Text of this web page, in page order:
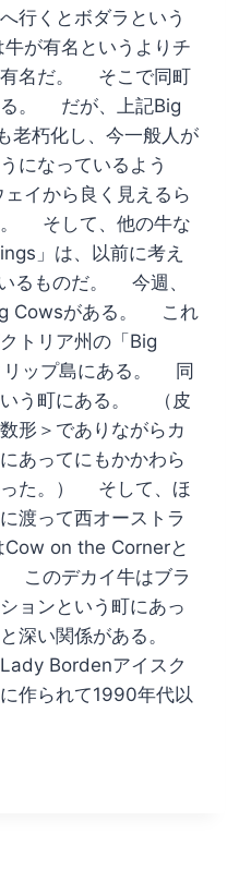
行くとボダラという
が有名というよりチ
有名だ。 そこで同町
る。 だが、上記Big
老朽化し、今一般人が
になっているよう
イから良く見えるら
。 そして、他の牛な
」は、以前に考え
るものだ。 今週、
Cowsがある。 これ
トリア州の「Big
リップ島にある。 同
いう町にある。 （皮
形＞でありながらカ
あってにもかかわら
った。） そして、ほ
渡って西オーストラ
on the Cornerと
このデカイ牛はブラ
ョンという町にあっ
深い関係がある。
Bordenアイスク
作られて1990年代以